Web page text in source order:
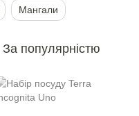
Мангали
За популярністю